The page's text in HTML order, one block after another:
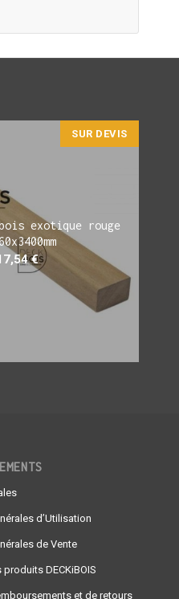
SUR DEVIS
bois exotique rouge
€
d’Utilisation
de Vente
DECKiBOIS
et de retours